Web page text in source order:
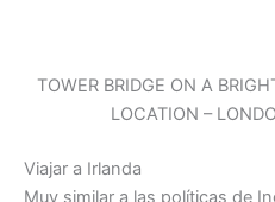
TOWER BRIDGE ON A
LOCATION –
Viajar a Irlanda
Muy similar a las políticas de